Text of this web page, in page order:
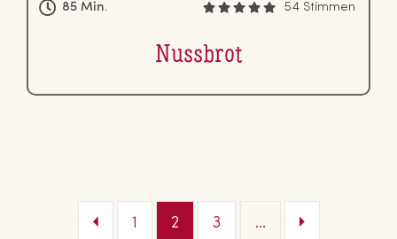
85 Min. 54 Stimmen
Nussbrot
1 2 3 ...